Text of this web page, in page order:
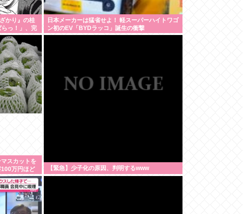
かり』の桂
っ！」、完
日本メーカーは猛省せよ！ 軽スーパーハイトワゴ
ン初のEV「BYDラッコ」誕生の衝撃
スカットを
万円ほど
【緊急】少子化の原因、判明するwww